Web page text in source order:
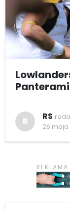
Panterami
R RS
26 maja